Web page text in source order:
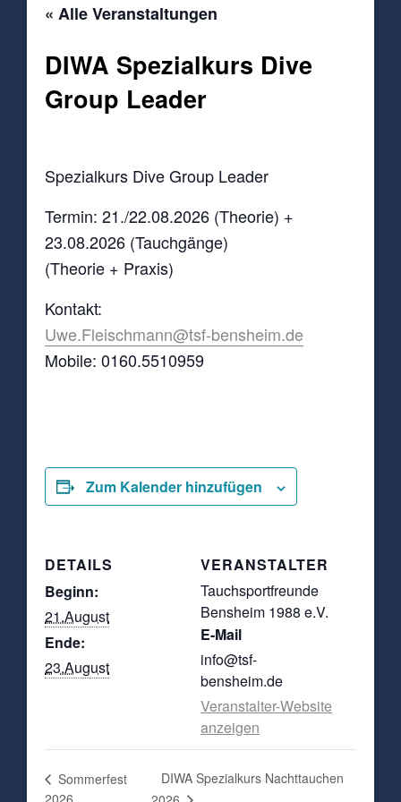
« Alle Veranstaltungen
DIWA Spezialkurs Dive
Group Leader
Spezialkurs Dive Group Leader
Termin: 21./22.08.2026 (Theorie) +
23.08.2026 (Tauchgänge)
(Theorie + Praxis)
Kontakt:
Uwe.Fleischmann@tsf-bensheim.de
Mobile: 0160.5510959
Zum Kalender hinzufügen
DETAILS
Beginn:
21.August
Ende:
23.August
VERANSTALTER
Tauchsportfreunde
Bensheim 1988 e.V.
E-Mail
info@tsf-
bensheim.de
Veranstalter-Website
anzeigen
Sommerfest
DIWA Spezialkurs Nachttauchen